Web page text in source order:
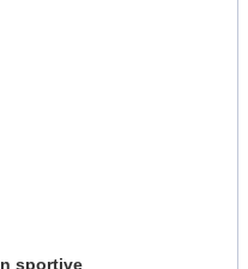
sportive